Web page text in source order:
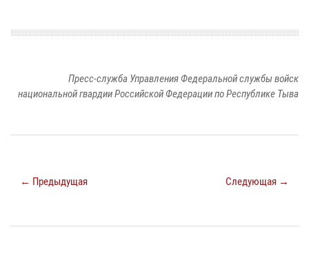
Пресс-служба Управления Федеральной службы войск
национальной гвардии Российской Федерации по Республике Тыва
← Предыдущая Следующая →